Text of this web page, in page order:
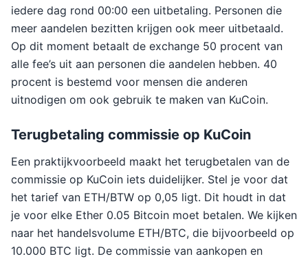
iedere dag rond 00:00 een uitbetaling. Personen die
meer aandelen bezitten krijgen ook meer uitbetaald.
Op dit moment betaalt de exchange 50 procent van
alle fee’s uit aan personen die aandelen hebben. 40
procent is bestemd voor mensen die anderen
uitnodigen om ook gebruik te maken van KuCoin.
Terugbetaling commissie op KuCoin
Een praktijkvoorbeeld maakt het terugbetalen van de
commissie op KuCoin iets duidelijker. Stel je voor dat
het tarief van ETH/BTW op 0,05 ligt. Dit houdt in dat
je voor elke Ether 0.05 Bitcoin moet betalen. We kijken
naar het handelsvolume ETH/BTC, die bijvoorbeeld op
10.000 BTC ligt. De commissie van aankopen en